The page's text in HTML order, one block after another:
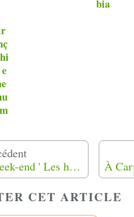
bia
Le livre du week-end ' Les hasards exagérés ' de Baya STREIFF
CET ARTICLE